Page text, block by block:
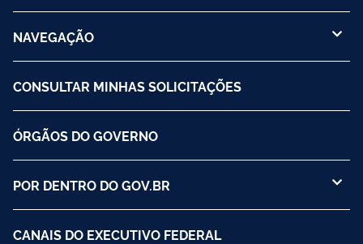
NAVEGAÇÃO
CONSULTAR MINHAS SOLICITAÇÕES
ÓRGÃOS DO GOVERNO
POR DENTRO DO GOV.BR
CANAIS DO EXECUTIVO FEDERAL